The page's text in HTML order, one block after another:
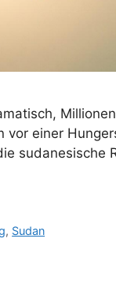
vor einer
sudanesische
, Sudan